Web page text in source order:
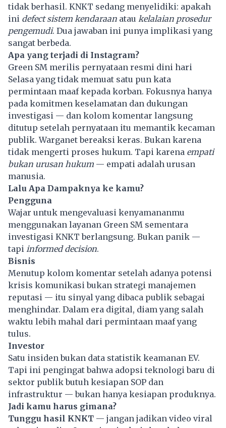
tidak berhasil. KNKT sedang menyelidiki: apakah
ini defect sistem kendaraan atau kelalaian prosedur
pengemudi. Dua jawaban ini punya implikasi yang
sangat berbeda.
Apa yang terjadi di Instagram?
Green SM merilis pernyataan resmi dini hari
Selasa yang tidak memuat satu pun kata
permintaan maaf kepada korban. Fokusnya hanya
pada komitmen keselamatan dan dukungan
investigasi — dan kolom komentar langsung
ditutup setelah pernyataan itu memantik kecaman
publik. Warganet bereaksi keras. Bukan karena
tidak mengerti proses hukum. Tapi karena empati
bukan urusan hukum — empati adalah urusan
manusia.
Lalu Apa Dampaknya ke kamu?
Pengguna
Wajar untuk mengevaluasi kenyamananmu
menggunakan layanan Green SM sementara
investigasi KNKT berlangsung. Bukan panik —
tapi informed decision.
Bisnis
Menutup kolom komentar setelah adanya potensi
krisis komunikasibukan strategi manajemen
reputasi — itu sinyal yang dibaca publik sebagai
menghindar. Dalam era digital, diam yang salah
waktu lebih mahal dari permintaan maaf yang
tulus.
Investor
Satu insiden bukan data statistik keamanan EV.
Tapi ini pengingat bahwa adopsi teknologi baru di
sektor publik butuh kesiapan SOP dan
infrastruktur — bukan hanya kesiapan produknya.
Jadi kamu harus gimana?
Tunggu hasil KNKT — jangan jadikan video viral